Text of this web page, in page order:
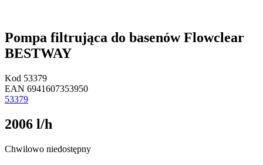
Pompa filtrująca do basenów Flowclear
BESTWAY
Kod 53379
EAN 6941607353950
53379
2006 l/h
Chwilowo niedostępny